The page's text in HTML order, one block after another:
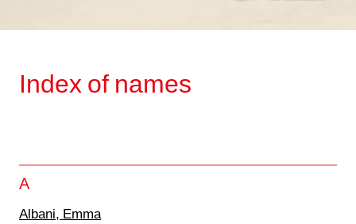
Index of names
A
Albani, Emma